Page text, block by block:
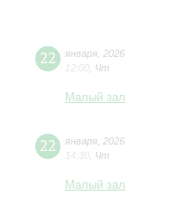
22 января 2026
12:00 Чт
Малый зал
22 января 2026
14:30 Чт
Малый зал